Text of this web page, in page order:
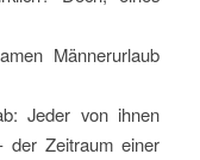
Männerurlaub
Jeder von ihnen
der Zeitraum einer